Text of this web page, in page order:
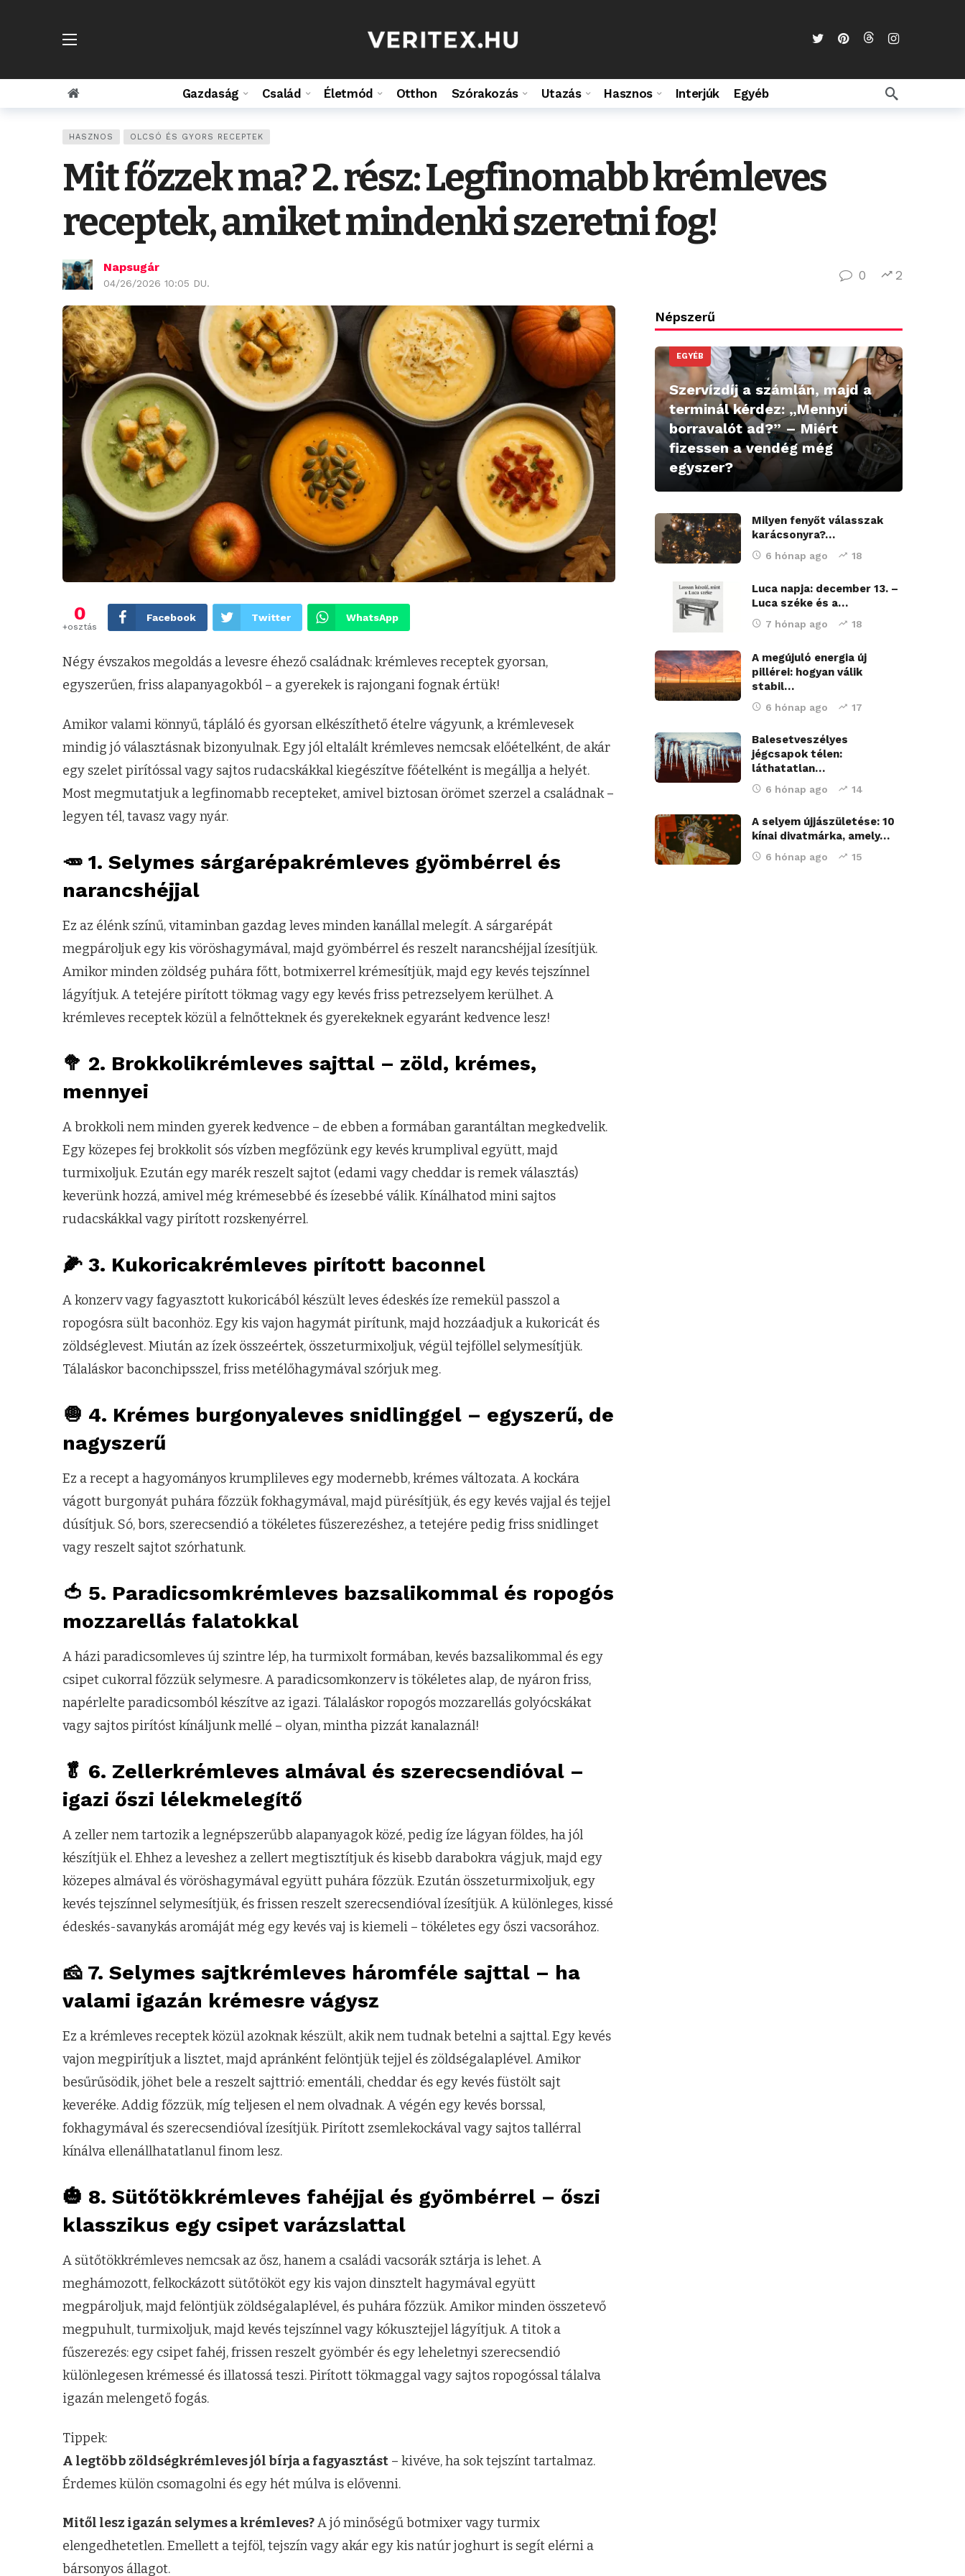
Gazdaság Család Életmód Otthon Szórakozás Utazás Hasznos Interjúk Egyéb
HASZNOS OLCSÓ ÉS GYORS RECEPTEK
Mit főzzek ma? 2. rész: Legfinomabb krémleves
receptek, amiket mindenki szeretni fog!
Napsugár
04/26/2026 10:05 DU.
0 2
0
+osztás
Facebook Twitter WhatsApp
Négy évszakos megoldás a levesre éhező családnak: krémleves receptek gyorsan,
egyszerűen, friss alapanyagokból – a gyerekek is rajongani fognak értük!
Amikor valami könnyű, tápláló és gyorsan elkészíthető ételre vágyunk, a krémlevesek
mindig jó választásnak bizonyulnak. Egy jól eltalált krémleves nemcsak előételként, de akár
egy szelet pirítóssal vagy sajtos rudacskákkal kiegészítve főételként is megállja a helyét.
Most megmutatjuk a legfinomabb recepteket, amivel biztosan örömet szerzel a családnak –
legyen tél, tavasz vagy nyár.
🥕 1. Selymes sárgarépakrémleves gyömbérrel és
narancshéjjal
Ez az élénk színű, vitaminban gazdag leves minden kanállal melegít. A sárgarépát
megpároljuk egy kis vöröshagymával, majd gyömbérrel és reszelt narancshéjjal ízesítjük.
Amikor minden zöldség puhára főtt, botmixerrel krémesítjük, majd egy kevés tejszínnel
lágyítjuk. A tetejére pirított tökmag vagy egy kevés friss petrezselyem kerülhet. A
krémleves receptek közül a felnőtteknek és gyerekeknek egyaránt kedvence lesz!
🥦 2. Brokkolikrémleves sajttal – zöld, krémes,
mennyei
A brokkoli nem minden gyerek kedvence – de ebben a formában garantáltan megkedvelik.
Egy közepes fej brokkolit sós vízben megfőzünk egy kevés krumplival együtt, majd
turmixoljuk. Ezután egy marék reszelt sajtot (edami vagy cheddar is remek választás)
keverünk hozzá, amivel még krémesebbé és ízesebbé válik. Kínálhatod mini sajtos
rudacskákkal vagy pirított rozskenyérrel.
🌽 3. Kukoricakrémleves pirított baconnel
A konzerv vagy fagyasztott kukoricából készült leves édeskés íze remekül passzol a
ropogósra sült baconhöz. Egy kis vajon hagymát pirítunk, majd hozzáadjuk a kukoricát és
zöldséglevest. Miután az ízek összeértek, összeturmixoljuk, végül tejföllel selymesítjük.
Tálaláskor baconchipsszel, friss metélőhagymával szórjuk meg.
🧅 4. Krémes burgonyaleves snidlinggel – egyszerű, de
nagyszerű
Ez a recept a hagyományos krumplileves egy modernebb, krémes változata. A kockára
vágott burgonyát puhára főzzük fokhagymával, majd pürésítjük, és egy kevés vajjal és tejjel
dúsítjuk. Só, bors, szerecsendió a tökéletes fűszerezéshez, a tetejére pedig friss snidlinget
vagy reszelt sajtot szórhatunk.
🍅 5. Paradicsomkrémleves bazsalikommal és ropogós
mozzarellás falatokkal
A házi paradicsomleves új szintre lép, ha turmixolt formában, kevés bazsalikommal és egy
csipet cukorral főzzük selymesre. A paradicsomkonzerv is tökéletes alap, de nyáron friss,
napérlelte paradicsomból készítve az igazi. Tálaláskor ropogós mozzarellás golyócskákat
vagy sajtos pirítóst kínáljunk mellé – olyan, mintha pizzát kanalaznál!
🥬 6. Zellerkrémleves almával és szerecsendióval –
igazi őszi lélekmelegítő
A zeller nem tartozik a legnépszerűbb alapanyagok közé, pedig íze lágyan földes, ha jól
készítjük el. Ehhez a leveshez a zellert megtisztítjuk és kisebb darabokra vágjuk, majd egy
közepes almával és vöröshagymával együtt puhára főzzük. Ezután összeturmixoljuk, egy
kevés tejszínnel selymesítjük, és frissen reszelt szerecsendióval ízesítjük. A különleges, kissé
édeskés-savanykás aromáját még egy kevés vaj is kiemeli – tökéletes egy őszi vacsorához.
🧀 7. Selymes sajtkrémleves háromféle sajttal – ha
valami igazán krémesre vágysz
Ez a krémleves receptek közül azoknak készült, akik nem tudnak betelni a sajttal. Egy kevés
vajon megpirítjuk a lisztet, majd apránként felöntjük tejjel és zöldségalaplével. Amikor
besűrűsödik, jöhet bele a reszelt sajttrió: ementáli, cheddar és egy kevés füstölt sajt
keveréke. Addig főzzük, míg teljesen el nem olvadnak. A végén egy kevés borssal,
fokhagymával és szerecsendióval ízesítjük. Pirított zsemlekockával vagy sajtos tallérral
kínálva ellenállhatatlanul finom lesz.
🎃 8. Sütőtökkrémleves fahéjjal és gyömbérrel – őszi
klasszikus egy csipet varázslattal
A sütőtökkrémleves nemcsak az ősz, hanem a családi vacsorák sztárja is lehet. A
meghámozott, felkockázott sütőtököt egy kis vajon dinsztelt hagymával együtt
megpároljuk, majd felöntjük zöldségalaplével, és puhára főzzük. Amikor minden összetevő
megpuhult, turmixoljuk, majd kevés tejszínnel vagy kókusztejjel lágyítjuk. A titok a
fűszerezés: egy csipet fahéj, frissen reszelt gyömbér és egy leheletnyi szerecsendió
különlegesen krémessé és illatossá teszi. Pirított tökmaggal vagy sajtos ropogóssal tálalva
igazán melengető fogás.
Tippek:
A legtöbb zöldségkrémleves jól bírja a fagyasztást – kivéve, ha sok tejszínt tartalmaz.
Érdemes külön csomagolni és egy hét múlva is elővenni.
Mitől lesz igazán selymes a krémleves?A jó minőségű botmixer vagy turmix
elengedhetetlen. Emellett a tejföl, tejszín vagy akár egy kis natúr joghurt is segít elérni a
bársonyos állagot.
Népszerű
EGYÉB
Szervízdíj a számlán, majd a
terminál kérdez: „Mennyi
borravalót ad?” – Miért
fizessen a vendég még
egyszer?
Milyen fenyőt válasszak
karácsonyra?…
6 hónap ago 18
Luca napja: december 13. –
Luca széke és a…
7 hónap ago 18
A megújuló energia új
pillérei: hogyan válik
stabil…
6 hónap ago 17
Balesetveszélyes
jégcsapok télen:
láthatatlan…
6 hónap ago 14
A selyem újjászületése: 10
kínai divatmárka, amely…
6 hónap ago 15